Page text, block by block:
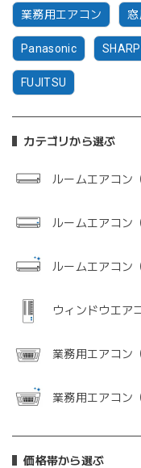
業務用エアコン
Panasonic SHARP
FUJITSU
カテゴリから選ぶ
ルームエアコン
ルームエアコン
ルームエアコン
ウィンドウエア
業務用エアコン
業務用エアコン
価格帯から選ぶ